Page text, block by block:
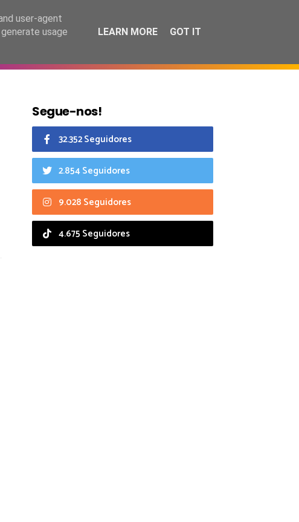
ESPECIAIS CALENDÁRIO
Segue-nos!
32.352 Seguidores
2.854 Seguidores
9.028 Seguidores
4.675 Seguidores
user-agent
usage
LEARN MORE GOT IT